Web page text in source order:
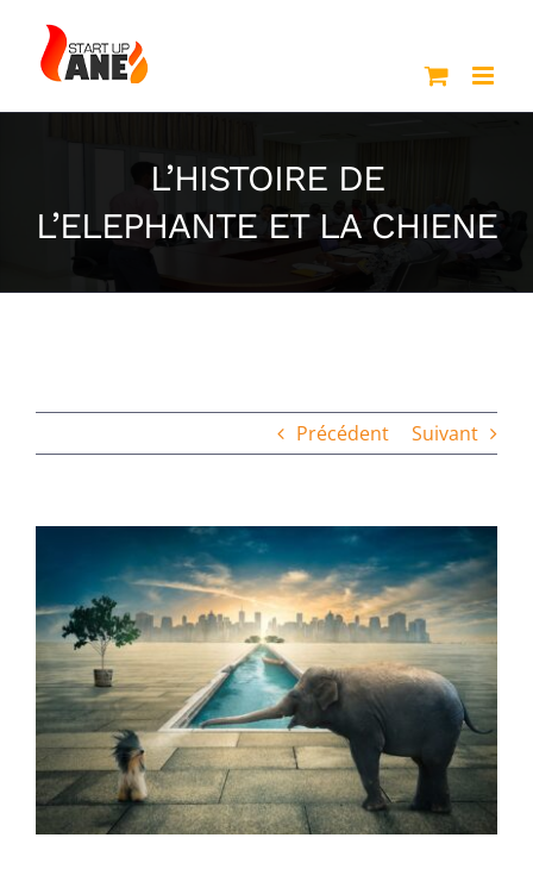
contenu
L’HISTOIRE DE
L’ELEPHANTE ET LA CHIENE
Précédent Suivant
agrandie